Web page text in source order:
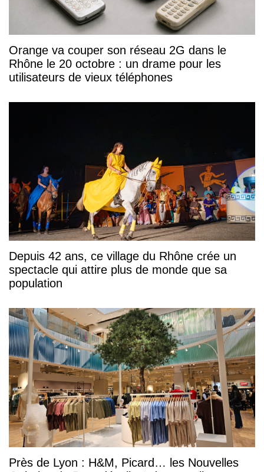
Orange va couper son réseau 2G dans le
Rhône le 20 octobre : un drame pour les
utilisateurs de vieux téléphones
Depuis 42 ans, ce village du Rhône crée un
spectacle qui attire plus de monde que sa
population
Près de Lyon : H&M, Picard… les Nouvelles